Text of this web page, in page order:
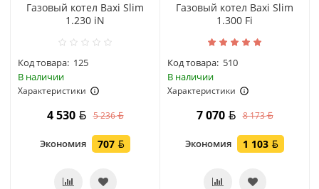
Газовый котел Baxi Slim
1.230 iN
Код товара: 125
В наличии
Характеристики
4 530 5 236
Экономия 707
Газовый котел Baxi Slim
1.300 Fi
Код товара: 510
В наличии
Характеристики
7 070 8 173
Экономия 1 103